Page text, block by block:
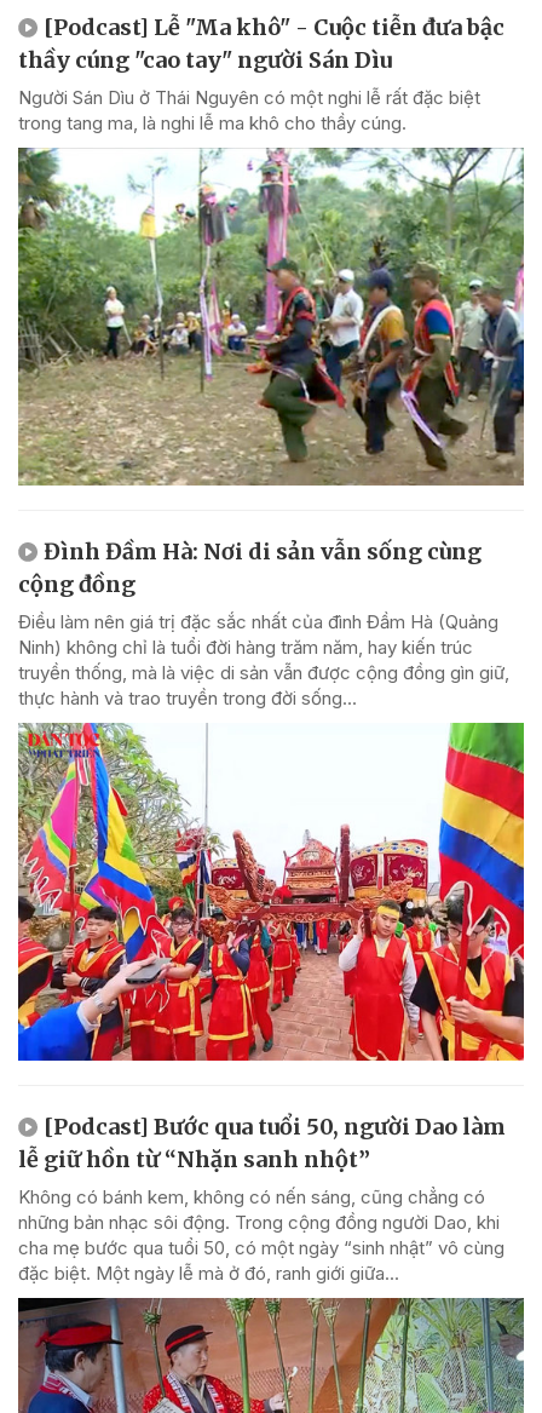
[Podcast] Lễ "Ma khô" - Cuộc tiễn đưa bậc
thầy cúng "cao tay" người Sán Dìu
Người Sán Dìu ở Thái Nguyên có một nghi lễ rất đặc biệt
trong tang ma, là nghi lễ ma khô cho thầy cúng.
Đình Đầm Hà: Nơi di sản vẫn sống cùng
cộng đồng
Điều làm nên giá trị đặc sắc nhất của đình Đầm Hà (Quảng
Ninh) không chỉ là tuổi đời hàng trăm năm, hay kiến trúc
truyền thống, mà là việc di sản vẫn được cộng đồng gìn giữ,
thực hành và trao truyền trong đời sống...
[Podcast] Bước qua tuổi 50, người Dao làm
lễ giữ hồn từ “Nhặn sanh nhột”
Không có bánh kem, không có nến sáng, cũng chẳng có
những bản nhạc sôi động. Trong cộng đồng người Dao, khi
cha mẹ bước qua tuổi 50, có một ngày “sinh nhật” vô cùng
đặc biệt. Một ngày lễ mà ở đó, ranh giới giữa...